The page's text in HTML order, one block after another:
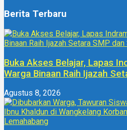
Berita Terbaru
Buka Akses Belajar, Lapas
Warga Binaan Raih Ijazah
Agustus 8, 2026